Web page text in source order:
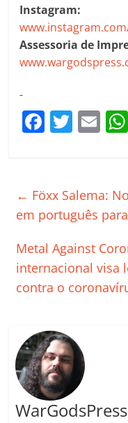
Instagram:
Assessoria de
F
e
b
o
k
T
er
E
l
← Föxx Salema:
em português
Metal Against
internacional visa
contra o
WarGodsPress